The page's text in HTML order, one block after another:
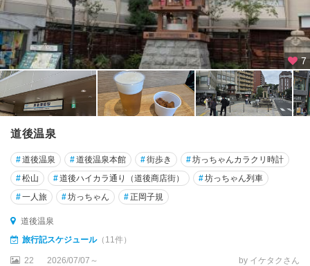
7
道後温泉
#道後温泉 #道後温泉本館 #街歩き #坊っちゃんカラクリ時計
#松山 #道後ハイカラ通り（道後商店街） #坊っちゃん列車
#一人旅 #坊っちゃん #正岡子規
道後温泉
旅行記スケジュール（11件）
22 2026/07/07～ by イケタクさん